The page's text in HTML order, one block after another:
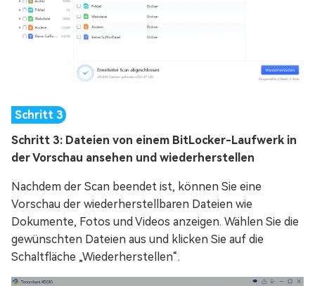
Schritt 3: Dateien von einem BitLocker-Laufwerk in
der Vorschau ansehen und wiederherstellen
Nachdem der Scan beendet ist, können Sie eine
Vorschau der wiederherstellbaren Dateien wie
Dokumente, Fotos und Videos anzeigen. Wählen Sie die
gewünschten Dateien aus und klicken Sie auf die
Schaltfläche „Wiederherstellen“.